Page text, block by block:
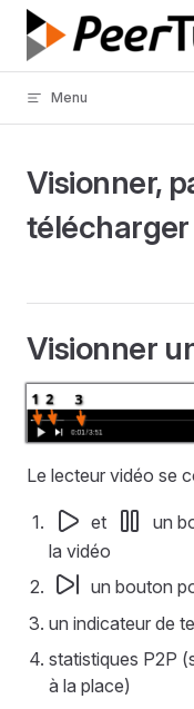
Skip to content
Menu
Visionner,
Visionner
Le lecteur vidéo se
et
un
la vidéo
un bouton
un indicateur de
statistiques P2P
à la place)